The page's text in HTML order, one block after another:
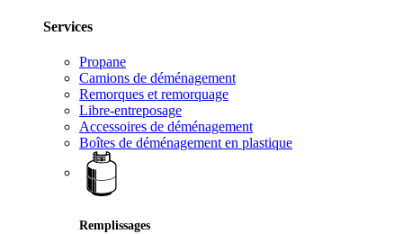
Services
Propane
Camions de déménagement
Remorques et remorquage
Libre-entreposage
Accessoires de déménagement
Boîtes de déménagement en plastique
Remplissages